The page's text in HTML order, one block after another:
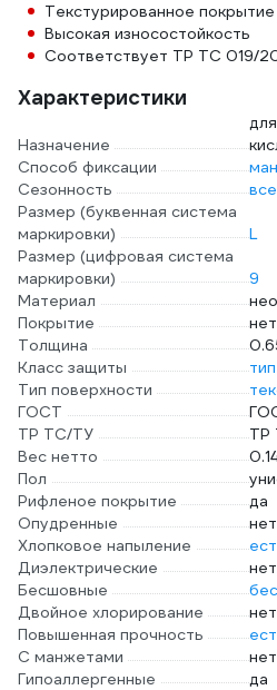
Текстурированное
Высокая износостойкость
Соответствует ТР ТС 019/
Характеристики
Назначение
Способ фиксации
Сезонность
Размер (буквенная система
маркировки)
L
Размер (цифровая система
маркировки)
9
Материал
Покрытие
нет
Толщина
Класс защиты
тип
Тип поверхности
ГОСТ
ТР ТС/ТУ
ТР
Вес нетто
Пол
Рифленое покрытие
да
Опудренные
нет
Хлопковое напыление
Диэлектрические
нет
Бесшовные
Двойное хлорирование
нет
Повышенная прочность
С манжетами
нет
Гипоаллергенные
да